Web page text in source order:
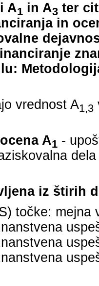
A1 in A3 ter
in
vrednost A1,3
A1 -
iz štirih
točke: mejna